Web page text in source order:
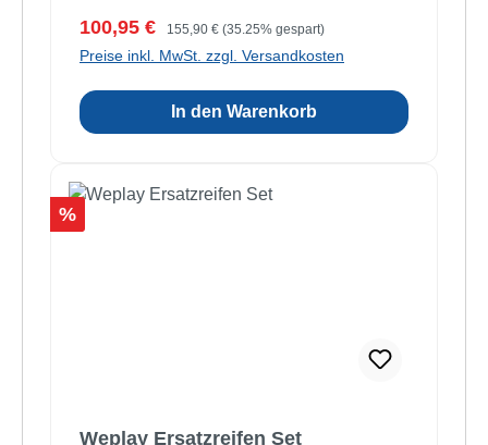
Verkaufspreis:
100,95 € Regulärer Preis:
155,90 € (35.25% gespart)
Preise inkl. MwSt. zzgl. Versandkosten
In den Warenkorb
Rabatt
%
Weplay Ersatzreifen Set